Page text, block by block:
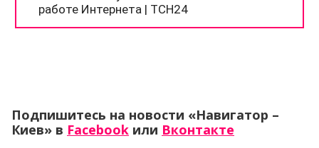
Подпишитесь на новости «Навигатор –
Киев» в Facebook или Вконтакте